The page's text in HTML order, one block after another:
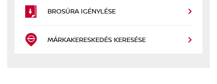
BROSÚRA IGÉNYLÉSE
MÁRKAKERESKEDÉS KERESÉSE